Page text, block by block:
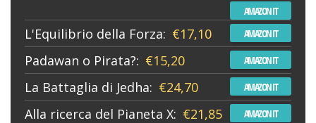
AMAZON IT
L'Equilibrio della Forza: €17,10 AMAZON IT
Padawan o Pirata?: €15,20 AMAZON IT
La Battaglia di Jedha: €24,70 AMAZON IT
Alla ricerca del Pianeta X: €21,85 AMAZON IT